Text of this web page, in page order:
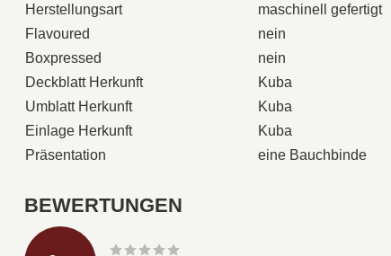
Herstellungsart
maschinell gefertigt
Flavoured
nein
Boxpressed
nein
Deckblatt Herkunft
Kuba
Umblatt Herkunft
Kuba
Einlage Herkunft
Kuba
Präsentation
eine Bauchbinde
BEWERTUNGEN